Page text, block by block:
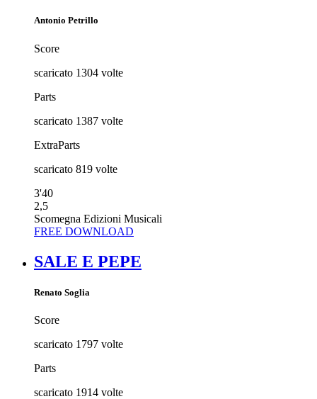
Antonio Petrillo
Score
scaricato 1304 volte
Parts
scaricato 1387 volte
ExtraParts
scaricato 819 volte
3'40
2,5
Scomegna Edizioni Musicali
FREE DOWNLOAD
SALE E PEPE
Renato Soglia
Score
scaricato 1797 volte
Parts
scaricato 1914 volte